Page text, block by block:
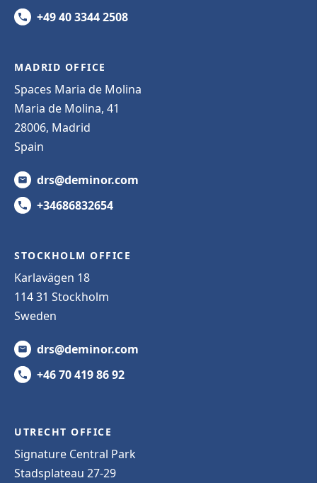
+49 40 3344 2508
MADRID OFFICE
Spaces Maria de Molina
Maria de Molina, 41
28006, Madrid
Spain
drs@deminor.com
+34686832654
STOCKHOLM OFFICE
Karlavägen 18
114 31 Stockholm
Sweden
drs@deminor.com
+46 70 419 86 92
UTRECHT OFFICE
Signature Central Park
Stadsplateau 27-29